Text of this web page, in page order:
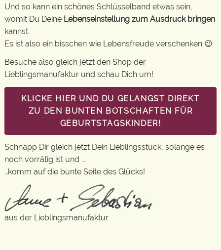
Und so kann ein schönes Schlüsselband etwas sein,
womit Du Deine Lebenseinstellung zum Ausdruck bringen
kannst.
Es ist also ein bisschen wie Lebensfreude verschenken 😉
Besuche also gleich jetzt den Shop der
Lieblingsmanufaktur und schau Dich um!
KLICKE HIER UND DU GELANGST DIREKT
ZU DEN BUNTEN BOTSCHAFTEN FÜR
GEBURTSTAGSKINDER!
Schnapp Dir gleich jetzt Dein Lieblingsstück, solange es
noch vorrätig ist und …
…komm auf die bunte Seite des Glücks!
aus der Lieblingsmanufaktur